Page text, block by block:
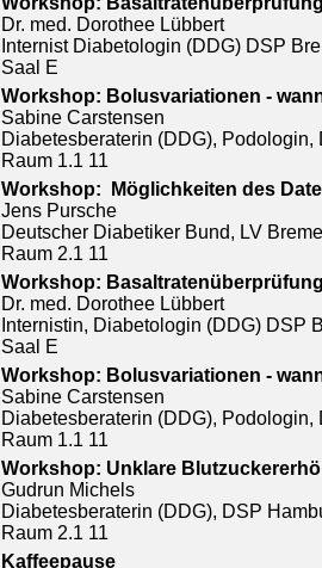
Dr. med. Dorothee Lübbert
Internist Diabetologin (DDG) DSP
Saal E
Workshop: Bolusvariationen -
Sabine Carstensen
Diabetesberaterin (DDG), Podologin,
Raum 1.1 11
Workshop: Möglichkeiten des
Jens Pursche
Deutscher Diabetiker Bund, LV
Raum 2.1 11
Workshop:
Dr. med. Dorothee Lübbert
Internistin, Diabetologin (DDG) DSP
Saal E
Workshop: Bolusvariationen -
Sabine Carstensen
Diabetesberaterin (DDG), Podologin,
Raum 1.1 11
Workshop: Unklare
Gudrun Michels
Diabetesberaterin (DDG), DSP
Raum 2.1 11
Kaffeepause